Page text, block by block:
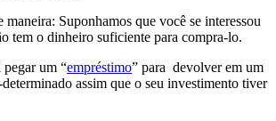
maneira: Suponhamos que você se interessou
tem o dinheiro suficiente para compra-lo.
pegar um “empréstimo” para devolver em um
assim que o seu investimento tiver